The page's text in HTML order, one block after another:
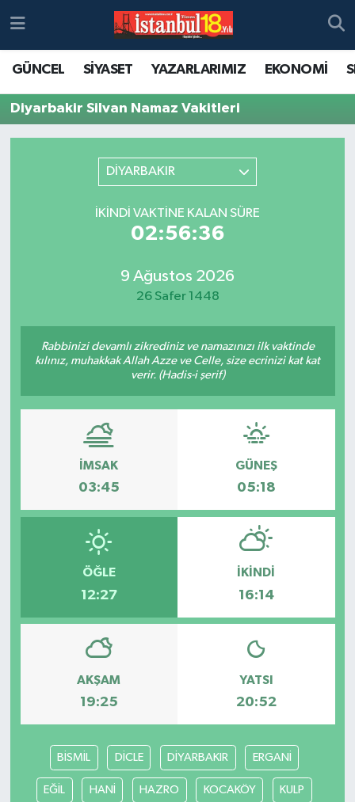
GÜNCEL SİYASET YAZARLARIMIZ EKONOMİ
Diyarbakir Silvan Namaz Vakitleri
DİYARBAKIR
İKINDI VAKTINE KALAN SÜRE
02:56:36
9 Ağustos 2026
26 Safer 1448
Rabbinizi devamlı zikrediniz ve namazınızı ilk vaktinde
kılınız, muhakkak Allah Azze ve Celle, size ecrinizi kat kat
verir. (Hadis-i şerif)
İMSAK
03:45
GÜNEŞ
05:18
ÖĞLE
12:27
İKINDI
16:14
AKŞAM
19:25
YATSI
20:52
BİSMİL DİCLE DİYARBAKIR ERGANİ
EĞİL HANİ HAZRO KOCAKÖY KULP